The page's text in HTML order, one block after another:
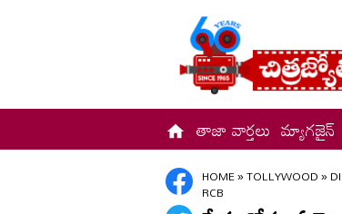
తాజా వార్తలు మ్యాగజైన్
HOME»TOLLYWOOD»
RCB